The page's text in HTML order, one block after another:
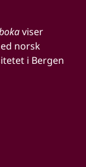
viser
norsk
i Bergen